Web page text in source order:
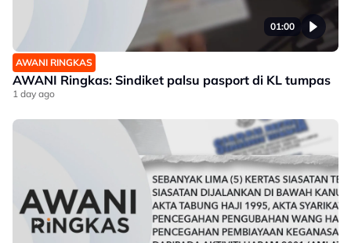
01:00
AWANI RINGKAS
AWANI Ringkas: Sindiket palsu pasport di KL tumpas
1 day ago